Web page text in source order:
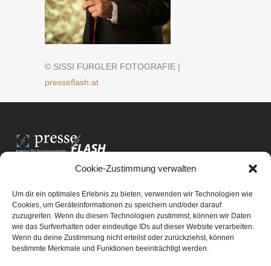
Cookie-Zustimmung verwalten
Um dir ein optimales Erlebnis zu bieten, verwenden wir Technologien wie
Cookies, um Geräteinformationen zu speichern und/oder darauf
zuzugreifen. Wenn du diesen Technologien zustimmst, können wir Daten
wie das Surfverhalten oder eindeutige IDs auf dieser Website verarbeiten.
Wenn du deine Zustimmung nicht erteilst oder zurückziehst, können
bestimmte Merkmale und Funktionen beeinträchtigt werden.
© SISSI FURGLER FOTOGRAFIE |
presseflash.at
PresseFlash e.U.
8061 St. Radegund bei Graz
E-Mail-Adresse:office@presseflash.at
UID-Nr. ATU 69512805